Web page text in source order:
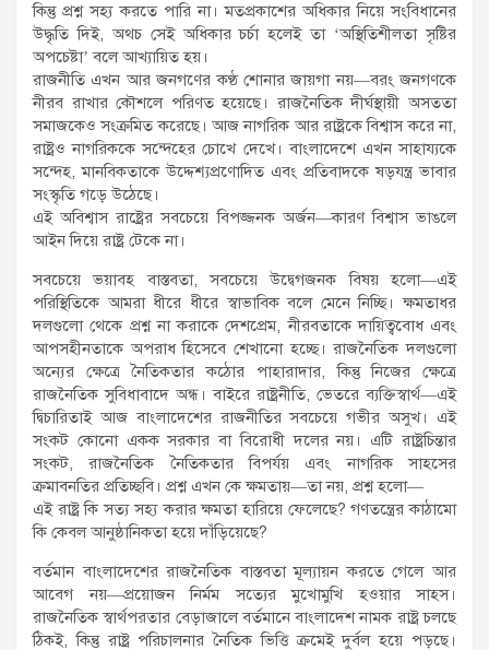
কিন্তু প্রশ্ন সহ্য করতে পারি না। মতপ্রকাশের অধিকার নিয়ে সংবিধানের
উদ্ধৃতি দিই, অথচ সেই অধিকার চর্চা হলেই তা ‘অস্থিতিশীলতা সৃষ্টির
অপচেষ্টা’ বলে আখ্যায়িত হয়।
রাজনীতি এখন আর জনগণের কণ্ঠ শোনার জায়গা নয়—বরং জনগণকে
নীরব রাখার কৌশলে পরিণত হয়েছে। রাজনৈতিক দীর্ঘস্থায়ী অসততা
সমাজকেও সংক্রমিত করেছে। আজ নাগরিক আর রাষ্ট্রকে বিশ্বাস করে না,
রাষ্ট্রও নাগরিককে সন্দেহের চোখে দেখে। বাংলাদেশে এখন সাহায্যকে
সন্দেহ, মানবিকতাকে উদ্দেশ্যপ্রণোদিত এবং প্রতিবাদকে ষড়যন্ত্র ভাবার
সংস্কৃতি গড়ে উঠেছে।
এই অবিশ্বাস রাষ্ট্রের সবচেয়ে বিপজ্জনক অর্জন—কারণ বিশ্বাস ভাঙলে
আইন দিয়ে রাষ্ট্র টেকে না।
সবচেয়ে ভয়াবহ বাস্তবতা, সবচেয়ে উদ্বেগজনক বিষয় হলো—এই
পরিস্থিতিকে আমরা ধীরে ধীরে স্বাভাবিক বলে মেনে নিচ্ছি। ক্ষমতাধর
দলগুলো থেকে প্রশ্ন না করাকে দেশপ্রেম, নীরবতাকে দায়িত্ববোধ এবং
আপসহীনতাকে অপরাধ হিসেবে শেখানো হচ্ছে। রাজনৈতিক দলগুলো
অন্যের ক্ষেত্রে নৈতিকতার কঠোর পাহারাদার, কিন্তু নিজের ক্ষেত্রে
রাজনৈতিক সুবিধাবাদে অন্ধ। বাইরে রাষ্ট্রনীতি, ভেতরে ব্যক্তিস্বার্থ—এই
দ্বিচারিতাই আজ বাংলাদেশের রাজনীতির সবচেয়ে গভীর অসুখ। এই
সংকট কোনো একক সরকার বা বিরোধী দলের নয়। এটি রাষ্ট্রচিন্তার
সংকট, রাজনৈতিক নৈতিকতার বিপর্যয় এবং নাগরিক সাহসের
ক্রমাবনতির প্রতিচ্ছবি। প্রশ্ন এখন কে ক্ষমতায়—তা নয়, প্রশ্ন হলো—
এই রাষ্ট্র কি সত্য সহ্য করার ক্ষমতা হারিয়ে ফেলেছে? গণতন্ত্রের কাঠামো
কি কেবল আনুষ্ঠানিকতা হয়ে দাঁড়িয়েছে?
বর্তমান বাংলাদেশের রাজনৈতিক বাস্তবতা মূল্যায়ন করতে গেলে আর
আবেগ নয়—প্রয়োজন নির্মম সত্যের মুখোমুখি হওয়ার সাহস।
রাজনৈতিক স্বার্থপরতার বেড়াজালে বর্তমানে বাংলাদেশ নামক রাষ্ট্র চলছে
ঠিকই, কিন্তু রাষ্ট্র পরিচালনার নৈতিক ভিত্তি ক্রমেই দুর্বল হয়ে পড়ছে।